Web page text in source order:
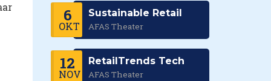
6
OKT
Sustainable Retail
AFAS Theater
12
NOV
RetailTrends Tech
AFAS Theater